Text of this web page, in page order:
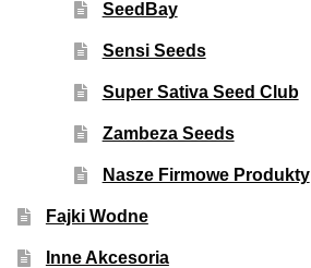
SeedBay
Sensi Seeds
Super Sativa Seed Club
Zambeza Seeds
Nasze Firmowe Produkty
Fajki Wodne
Inne Akcesoria